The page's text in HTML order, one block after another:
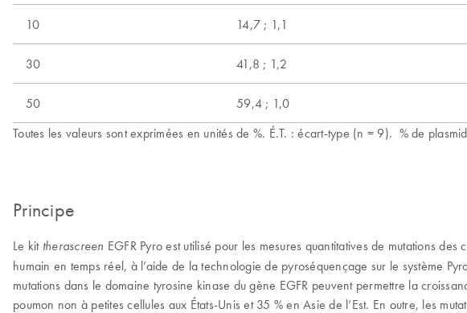
10 14,7 ; 1,1
30 41,8 ; 1,2
50 59,4 ; 1,0
Toutes les valeurs sont exprimées en unités de %. É.T. : écart-type (n = 9). % de
Principe
Le kit therascreen EGFR Pyro est utilisé pour les mesures quantitatives de mutations
humain en temps réel, à l’aide de la technologie de pyroséquençage sur le système
mutations dans le domaine tyrosine kinase du gène EGFR peuvent permettre la
poumon non à petites cellules aux États-Unis et 35 % en Asie de l’Est. En outre, les